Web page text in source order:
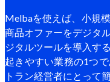
Melbaを使えば、小規
商品オファーをデジタ
ジタルツールを導入す
起きやすい業務の1つ
トラン経営者にとって